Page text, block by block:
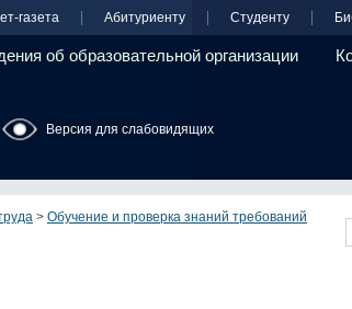
газета Абитуриенту Студенту
об образовательной организации
Версия для слабовидящих
> Обучение и проверка знаний требований